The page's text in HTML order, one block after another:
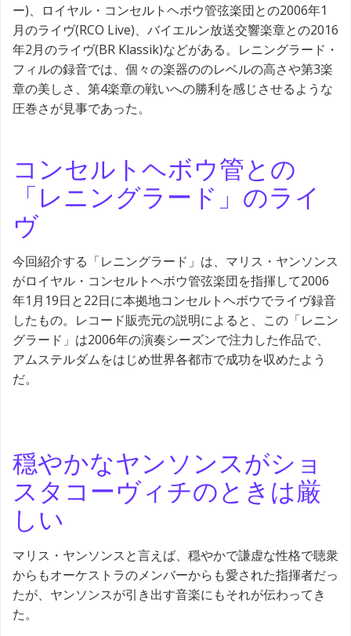
ー)、ロイヤル・コンセルトヘボウ管弦楽団との2006年1
月のライヴ(RCO Live)、バイエルン放送交響楽章との2016
年2月のライヴ(BR Klassik)などがある。レニングラード・
フィルの録音では、個々の楽器ののレベルの高さや第3楽
章の美しさ、第4楽章の戦いへの勝利を感じさせるような
圧巻さが見事であった。
コンセルトヘボウ管との
「レニングラード」のライ
ヴ
今回紹介する「レニングラード」は、マリス・ヤンソンス
がロイヤル・コンセルトヘボウ管弦楽団を指揮して2006
年1月19日と22日に本拠地コンセルトヘボウでライヴ録音
したもの。レコード販売元の説明によると、この「レニン
グラード」は2006年の演奏シーズンで注力した作品で、
アムステルダムをはじめ世界各都市で成功を収めたよう
だ。
穏やかなヤンソンスがショ
スタコーヴィチのときは厳
しい
マリス・ヤンソンスと言えば、穏やかで謙虚な性格で聴衆
からもオーケストラのメンバーからも愛された指揮者だっ
たが、ヤンソンスが引き出す音楽にもそれが伝わってき
た。